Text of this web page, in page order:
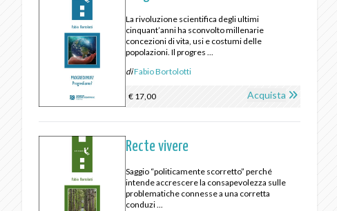
La rivoluzione scientifica degli ultimi
cinquant’anni ha sconvolto millenarie
concezioni di vita, usi e costumi delle
popolazioni. Il progres ...
diFabio Bortolotti
€ 17,00 Acquista
Recte vivere
Saggio “politicamente scorretto” perché
intende accrescere la consapevolezza sulle
problematiche connesse a una corretta
conduzi ...